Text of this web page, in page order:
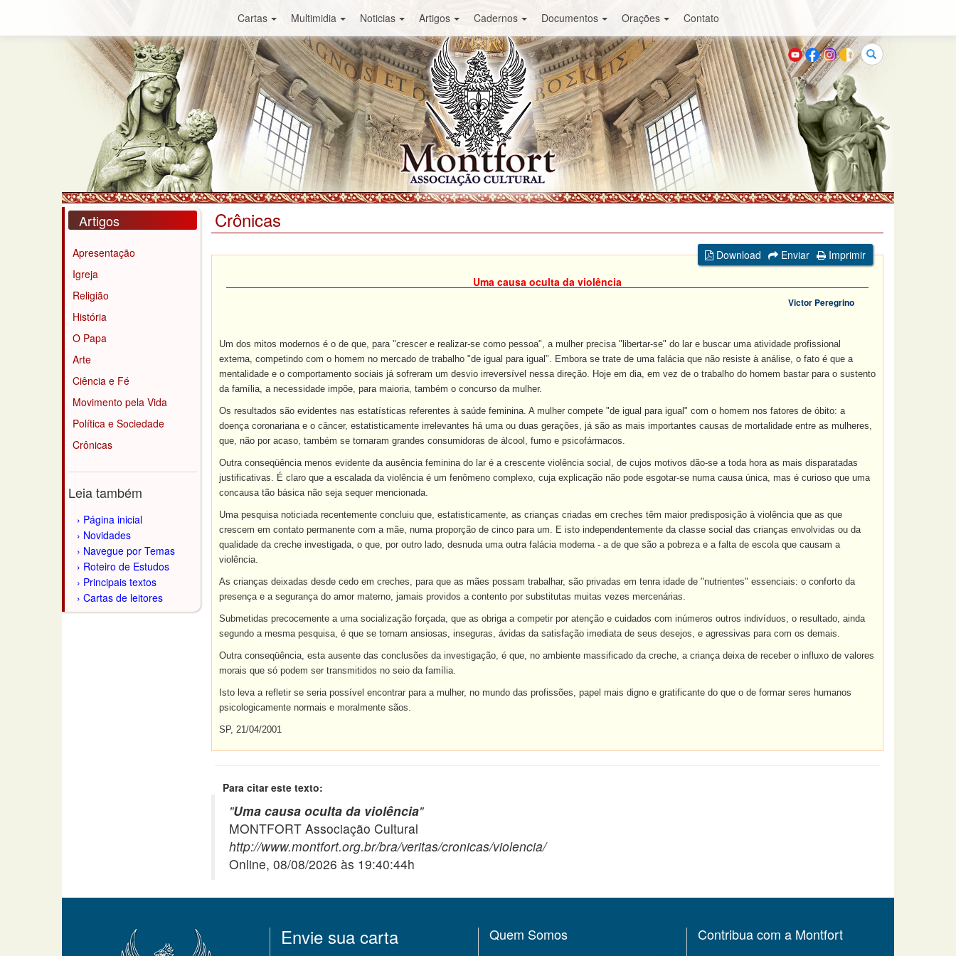
Cartas Multimidia Noticias Artigos Cadernos Documentos Orações Contato
Buscar
Artigos
Apresentação
Igreja
Religião
História
O Papa
Arte
Ciência e Fé
Movimento pela Vida
Política e Sociedade
Crônicas
Leia também
Página inicial
Novidades
Navegue por Temas
Roteiro de Estudos
Principais textos
Cartas de leitores
Crônicas
Download Enviar
Imprimir
Uma causa oculta da violência
Victor Peregrino
Um dos mitos modernos é o de que, para "crescer e realizar-se como pessoa", a mulher precisa "libertar-se" do lar e buscar uma atividade profissional
externa, competindo com o homem no mercado de trabalho "de igual para igual". Embora se trate de uma falácia que não resiste à análise, o fato é que a
mentalidade e o comportamento sociais já sofreram um desvio irreversível nessa direção. Hoje em dia, em vez de o trabalho do homem bastar para o sustento
da família, a necessidade impõe, para maioria, também o concurso da mulher.
Os resultados são evidentes nas estatísticas referentes à saúde feminina. A mulher compete "de igual para igual" com o homem nos fatores de óbito: a
doença coronariana e o câncer, estatisticamente irrelevantes há uma ou duas gerações, já são as mais importantes causas de mortalidade entre as mulheres,
que, não por acaso, também se tornaram grandes consumidoras de álcool, fumo e psicofármacos.
Outra conseqüência menos evidente da ausência feminina do lar é a crescente violência social, de cujos motivos dão-se a toda hora as mais disparatadas
justificativas. É claro que a escalada da violência é um fenômeno complexo, cuja explicação não pode esgotar-se numa causa única, mas é curioso que uma
concausa tão básica não seja sequer mencionada.
Uma pesquisa noticiada recentemente concluiu que, estatisticamente, as crianças criadas em creches têm maior predisposição à violência que as que
crescem em contato permanente com a mãe, numa proporção de cinco para um. E isto independentemente da classe social das crianças envolvidas ou da
qualidade da creche investigada, o que, por outro lado, desnuda uma outra falácia moderna - a de que são a pobreza e a falta de escola que causam a
violência.
As crianças deixadas desde cedo em creches, para que as mães possam trabalhar, são privadas em tenra idade de "nutrientes" essenciais: o conforto da
presença e a segurança do amor materno, jamais providos a contento por substitutas muitas vezes mercenárias.
Submetidas precocemente a uma socialização forçada, que as obriga a competir por atenção e cuidados com inúmeros outros indivíduos, o resultado, ainda
segundo a mesma pesquisa, é que se tornam ansiosas, inseguras, ávidas da satisfação imediata de seus desejos, e agressivas para com os demais.
Outra conseqüência, esta ausente das conclusões da investigação, é que, no ambiente massificado da creche, a criança deixa de receber o influxo de valores
morais que só podem ser transmitidos no seio da família.
Isto leva a refletir se seria possível encontrar para a mulher, no mundo das profissões, papel mais digno e gratificante do que o de formar seres humanos
psicologicamente normais e moralmente sãos.
SP, 21/04/2001
Para citar este texto:
"Uma causa oculta da violência"
MONTFORT Associação Cultural
http://www.montfort.org.br/bra/veritas/cronicas/violencia/
Online, 08/08/2026 às 19:40:44h
Envie sua carta Quem Somos Contribua com a Montfort